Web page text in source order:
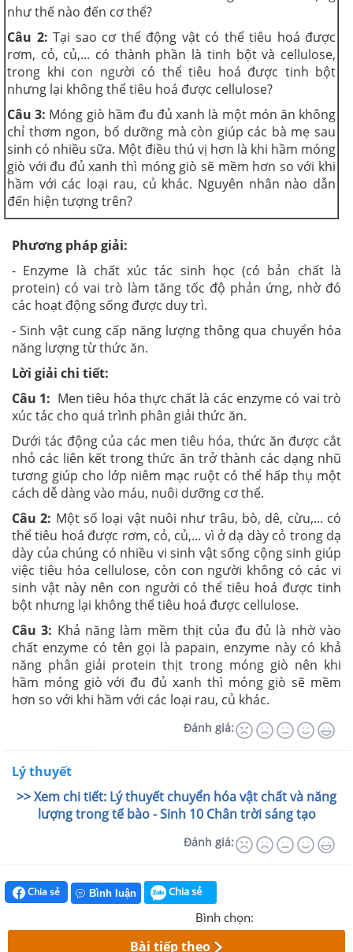
như thế nào đến cơ thể?
Câu 2: Tại sao cơ thể động vật có thể tiêu hoá được
rơm, cỏ, củ,... có thành phần là tinh bột và cellulose,
trong khi con người có thể tiêu hoá được tinh bột
nhưng lại không thể tiêu hoá được cellulose?
Câu 3: Móng giò hầm đu đủ xanh là một món ăn không
chỉ thơm ngon, bổ dưỡng mà còn giúp các bà mẹ sau
sinh có nhiều sữa. Một điều thú vị hơn là khi hầm móng
giò với đu đủ xanh thì móng giò sẽ mềm hơn so với khi
hầm với các loại rau, củ khác. Nguyên nhân nào dẫn
đến hiện tượng trên?
Phương pháp giải:
- Enzyme là chất xúc tác sinh học (có bản chất là
protein) có vai trò làm tăng tốc độ phản ứng, nhờ đó
các hoạt động sống được duy trì.
- Sinh vật cung cấp năng lượng thông qua chuyển hóa
năng lượng từ thức ăn.
Lời giải chi tiết:
Câu 1: Men tiêu hóa thực chất là các enzyme có vai trò
xúc tác cho quá trình phân giải thức ăn.
Dưới tác động của các men tiêu hóa, thức ăn được cắt
nhỏ các liên kết trong thức ăn trở thành các dạng nhũ
tương giúp cho lớp niêm mạc ruột có thể hấp thụ một
cách dễ dàng vào máu, nuôi dưỡng cơ thể.
Câu 2: Một số loại vật nuôi như trâu, bò, dê, cừu,... có
thể tiêu hoá được rơm, cỏ, củ,... vì ở dạ dày cỏ trong dạ
dày của chúng có nhiều vi sinh vật sống cộng sinh giúp
việc tiêu hóa cellulose, còn con người không có các vi
sinh vật này nên con người có thể tiêu hoá được tinh
bột nhưng lại không thể tiêu hoá được cellulose.
Câu 3: Khả năng làm mềm thịt của đu đủ là nhờ vào
chất enzyme có tên gọi là papain, enzyme này có khả
năng phân giải protein thịt trong móng giò nên khi
hầm móng giò với đu đủ xanh thì móng giò sẽ mềm
hơn so với khi hầm với các loại rau, củ khác.
Đánh giá:
Lý thuyết
>> Xem chi tiết: Lý thuyết chuyển hóa vật chất và năng
lượng trong tế bào - Sinh 10 Chân trời sáng tạo
Đánh giá:
Chia sẻ Bình luận Chia sẻ
Bình chọn:
Bài tiếp theo